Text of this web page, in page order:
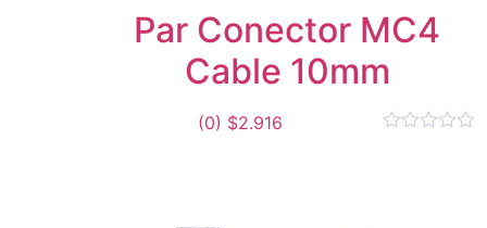
Par Conector MC4
Cable 10mm
(0) $2.916